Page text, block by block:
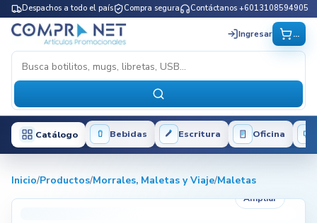
Despachos a todo el país Compra segura Contáctanos +6013108594905
Ingresar ...
Catálogo Bebidas Escritura Oficina
Inicio/Productos/Morrales, Maletas y Viaje/Maletas
Ampliar